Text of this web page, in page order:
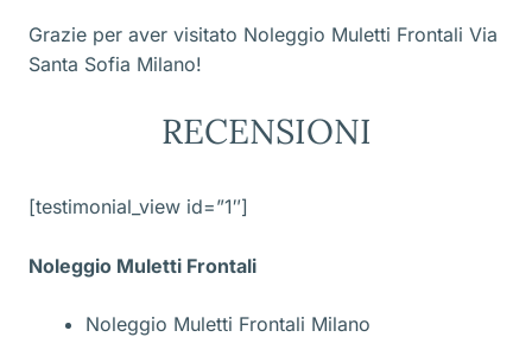
Grazie per aver visitato Noleggio Muletti Frontali Via
Santa Sofia Milano!
RECENSIONI
[testimonial_view id=”1″]
Noleggio Muletti Frontali
Noleggio Muletti Frontali Milano